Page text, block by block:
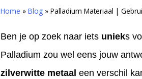
Home » Blog » Palladium Materiaal |
Ben je op zoek naar iets unieks
Palladium zou wel eens jouw
zilverwitte metaal een verschil